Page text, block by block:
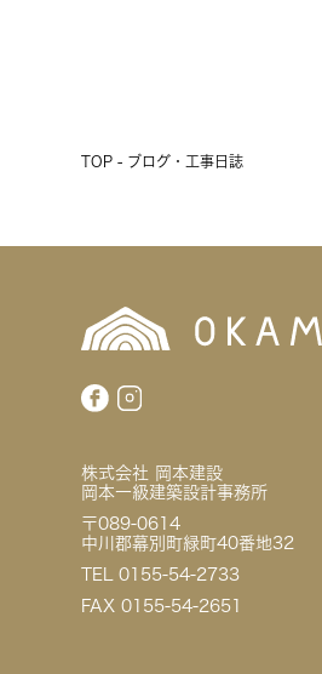
TOP - ブログ・工事日誌
株式会社 岡本建設
岡本一級建築設計事務所
〒089-0614
中川郡幕別町緑町40番地32
TEL 0155-54-2733
FAX 0155-54-2651